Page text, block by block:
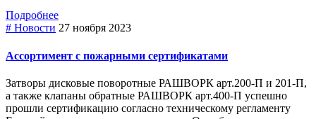
Подробнее
# Новости 27 ноября 2023
Ассортимент с пожарными сертификатами
Затворы дисковые поворотные РАШВОРК арт.200-П и 201-П,
а также клапаны обратные РАШВОРК арт.400-П успешно
прошли сертификацию согласно техническому регламенту